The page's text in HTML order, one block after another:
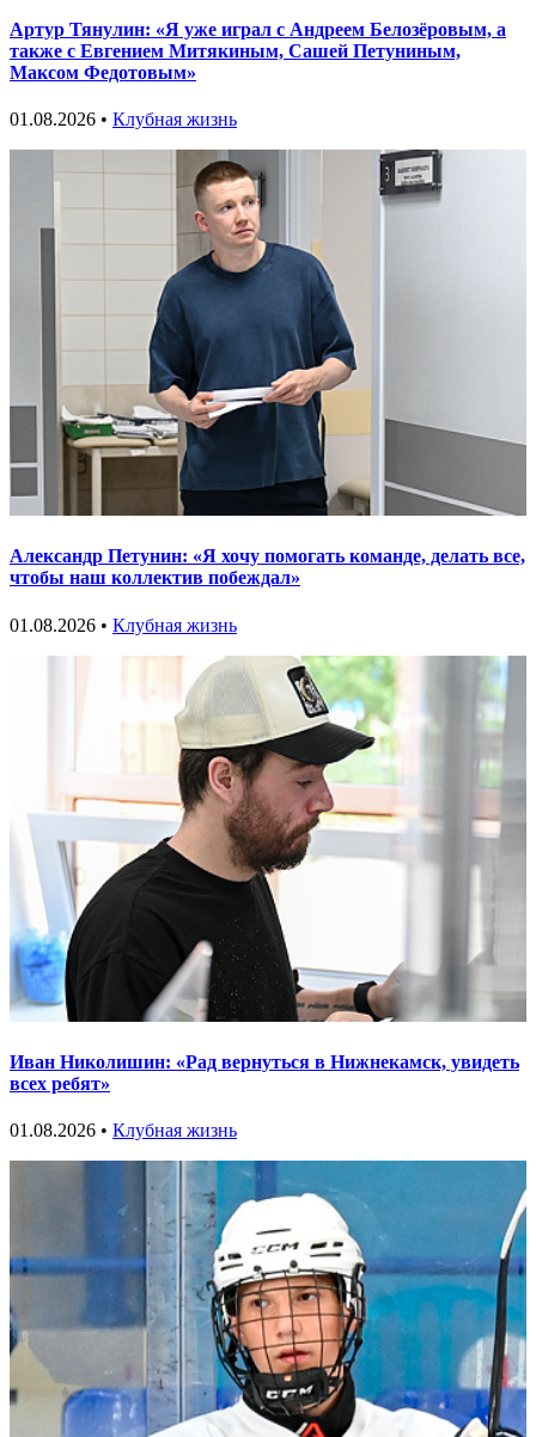
Артур Тянулин: «Я уже играл с Андреем Белозёровым, а
также с Евгением Митякиным, Сашей Петуниным,
Максом Федотовым»
01.08.2026 • Клубная жизнь
Александр Петунин: «Я хочу помогать команде, делать все,
чтобы наш коллектив побеждал»
01.08.2026 • Клубная жизнь
Иван Николишин: «Рад вернуться в Нижнекамск, увидеть
всех ребят»
01.08.2026 • Клубная жизнь